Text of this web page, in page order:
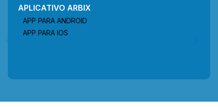
APLICATIVO ARBIX
APP PARA ANDROID
APP PARA IOS